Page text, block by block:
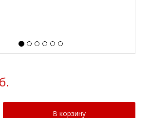
В корзину